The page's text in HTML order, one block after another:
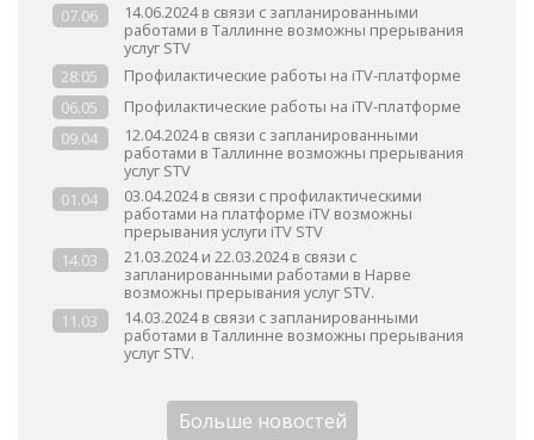
07.06
14.06.2024 в связи с запланированными
работами в Таллинне возможны прерывания
услуг STV
28.05
Профилактические работы на iTV-платформе
06.05
Профилактические работы на iTV-платформе
09.04
12.04.2024 в связи с запланированными
работами в Таллинне возможны прерывания
услуг STV
01.04
03.04.2024 в связи с профилактическими
работами на платформе iTV возможны
прерывания услуги iTV STV
14.03
21.03.2024 и 22.03.2024 в связи с
запланированными работами в Нарве
возможны прерывания услуг STV.
11.03
14.03.2024 в связи с запланированными
работами в Таллинне возможны прерывания
услуг STV.
Больше новостей